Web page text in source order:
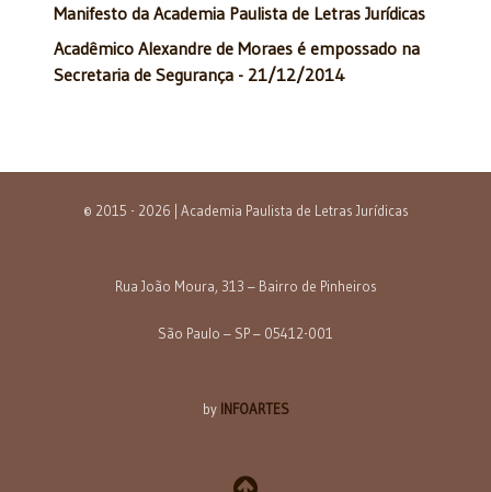
Manifesto da Academia Paulista de Letras Jurídicas
Acadêmico Alexandre de Moraes é empossado na
Secretaria de Segurança - 21/12/2014
© 2015 - 2026 | Academia Paulista de Letras Jurídicas
Rua João Moura, 313 – Bairro de Pinheiros
São Paulo – SP – 05412-001
by INFOARTES